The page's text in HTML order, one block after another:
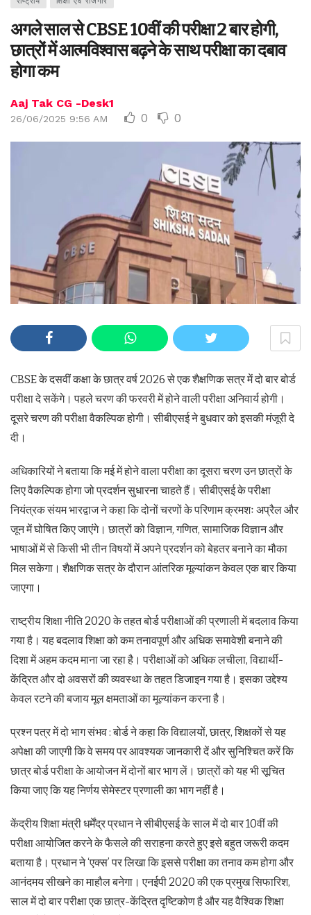
अगले साल से CBSE 10वीं की परीक्षा 2 बार होगी,
छात्रों में आत्मविश्वास बढ़ने के साथ परीक्षा का दबाव
होगा कम
Aaj Tak CG -Desk1
26/06/2025 9:56 AM 0 0
CBSE के दसवीं कक्षा के छात्र वर्ष 2026 से एक शैक्षणिक सत्र में दो बार बोर्ड
परीक्षा दे सकेंगे। पहले चरण की फरवरी में होने वाली परीक्षा अनिवार्य होगी।
दूसरे चरण की परीक्षा वैकल्पिक होगी। सीबीएसई ने बुधवार को इसकी मंजूरी दे
दी।
अधिकारियों ने बताया कि मई में होने वाला परीक्षा का दूसरा चरण उन छात्रों के
लिए वैकल्पिक होगा जो प्रदर्शन सुधारना चाहते हैं। सीबीएसई के परीक्षा
नियंत्रक संयम भारद्वाज ने कहा कि दोनों चरणों के परिणाम क्रमशः अप्रैल और
जून में घोषित किए जाएंगे। छात्रों को विज्ञान, गणित, सामाजिक विज्ञान और
भाषाओं में से किसी भी तीन विषयों में अपने प्रदर्शन को बेहतर बनाने का मौका
मिल सकेगा। शैक्षणिक सत्र के दौरान आंतरिक मूल्यांकन केवल एक बार किया
जाएगा।
राष्ट्रीय शिक्षा नीति 2020 के तहत बोर्ड परीक्षाओं की प्रणाली में बदलाव किया
गया है। यह बदलाव शिक्षा को कम तनावपूर्ण और अधिक समावेशी बनाने की
दिशा में अहम कदम माना जा रहा है। परीक्षाओं को अधिक लचीला, विद्यार्थी-
केंद्रित और दो अवसरों की व्यवस्था के तहत डिजाइन गया है। इसका उद्देश्य
केवल रटने की बजाय मूल क्षमताओं का मूल्यांकन करना है।
प्रश्न पत्र में दो भाग संभव : बोर्ड ने कहा कि विद्यालयों, छात्र, शिक्षकों से यह
अपेक्षा की जाएगी कि वे समय पर आवश्यक जानकारी दें और सुनिश्चित करें कि
छात्र बोर्ड परीक्षा के आयोजन में दोनों बार भाग लें। छात्रों को यह भी सूचित
किया जाए कि यह निर्णय सेमेस्टर प्रणाली का भाग नहीं है।
केंद्रीय शिक्षा मंत्री धर्मेंद्र प्रधान ने सीबीएसई के साल में दो बार 10वीं की
परीक्षा आयोजित करने के फैसले की सराहना करते हुए इसे बहुत जरूरी कदम
बताया है। प्रधान ने ‘एक्स’ पर लिखा कि इससे परीक्षा का तनाव कम होगा और
आनंदमय सीखने का माहौल बनेगा। एनईपी 2020 की एक प्रमुख सिफारिश,
साल में दो बार परीक्षा एक छात्र-केंद्रित दृष्टिकोण है और यह वैश्विक शिक्षा